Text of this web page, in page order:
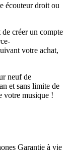
écouteur droit ou
créer un compte
votre achat,
neuf de
et sans limite de
votre musique !
Garantie à vie